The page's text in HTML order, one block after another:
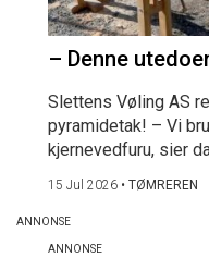
– Denne
Slettens Vøling AS
pyramidetak! – Vi
kjernevedfuru, sier
15 Jul 2026 • TØMREREN